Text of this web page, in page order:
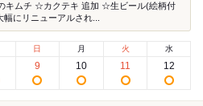
キムチ ☆カクテキ 追加 ☆生ビール(絵柄付
にリニューアルされ...
日
9
月
10
火
11
水
12